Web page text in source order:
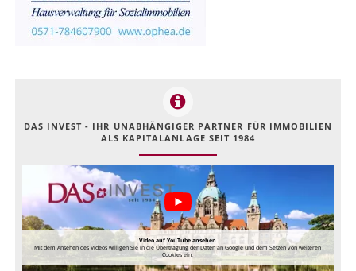
DAS INVEST - IHR UNABHÄNGIGER PARTNER FÜR IMMOBILIEN
ALS KAPITALANLAGE SEIT 1984
Video auf YouTube ansehen
Mit dem Ansehen des Videos willigen Sie in die Übertragung der Daten an Google und dem Setzen von weiteren
Cookies ein.